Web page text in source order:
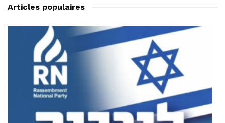
Articles populaires